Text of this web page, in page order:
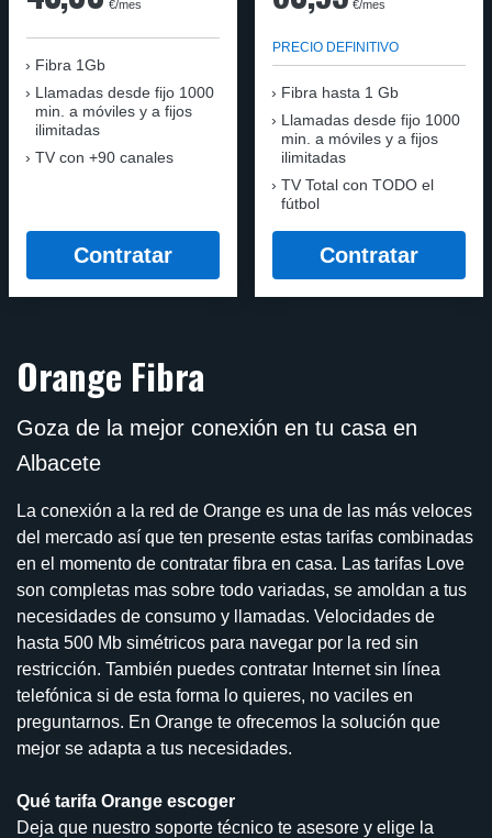
€/mes
Fibra 1Gb
Llamadas desde fijo 1000
min. a móviles y a fijos
ilimitadas
TV con +90 canales
Contratar
€/mes
PRECIO DEFINITIVO
Fibra hasta 1 Gb
Llamadas desde fijo 1000
min. a móviles y a fijos
ilimitadas
TV Total con TODO el
fútbol
Contratar
Orange Fibra
Goza de la mejor conexión en tu casa en
Albacete
La conexión a la red de Orange es una de las más veloces
del mercado así que ten presente estas tarifas combinadas
en el momento de contratar fibra en casa. Las tarifas Love
son completas mas sobre todo variadas, se amoldan a tus
necesidades de consumo y llamadas. Velocidades de
hasta 500 Mb simétricos para navegar por la red sin
restricción. También puedes contratar Internet sin línea
telefónica si de esta forma lo quieres, no vaciles en
preguntarnos. En Orange te ofrecemos la solución que
mejor se adapta a tus necesidades.
Qué tarifa Orange escoger
Deja que nuestro soporte técnico te asesore y elige la